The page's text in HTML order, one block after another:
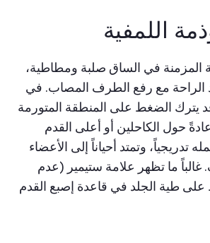
اللمفية
المزمنة في الساق صلبة ومطاطية،
الراحة مع رفع الطرف المصاب. في
يترك الضغط على المنطقة المتورمة
عادةً حول الكاحلين أو أعلى القدم
وتمتد أحياناً إلى الأعضاء
غالباً ما تظهر علامة ستيمير (عدم
طية الجلد في قاعدة إصبع القدم